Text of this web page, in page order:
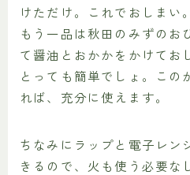
けただけ。これでおしまい。
もう一品は秋田のみずのお
て醤油とおかかをかけてお
とっても簡単でしょ。この
れば、充分に使えます。
ちなみにラップと電子レン
きるので、火も使う必要な